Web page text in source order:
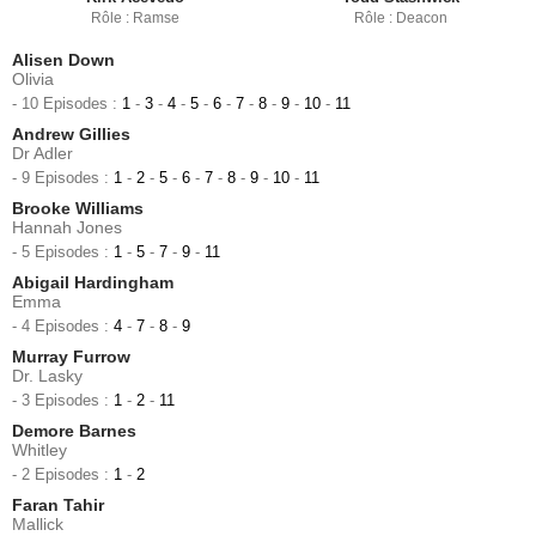
Rôle : Ramse Rôle : Deacon
Alisen Down
Olivia
- 10 Episodes : 1 - 3 - 4 - 5 - 6 - 7 - 8 - 9 - 10 - 11
Andrew Gillies
Dr Adler
- 9 Episodes : 1 - 2 - 5 - 6 - 7 - 8 - 9 - 10 - 11
Brooke Williams
Hannah Jones
- 5 Episodes : 1 - 5 - 7 - 9 - 11
Abigail Hardingham
Emma
- 4 Episodes : 4 - 7 - 8 - 9
Murray Furrow
Dr. Lasky
- 3 Episodes : 1 - 2 - 11
Demore Barnes
Whitley
- 2 Episodes : 1 - 2
Faran Tahir
Mallick